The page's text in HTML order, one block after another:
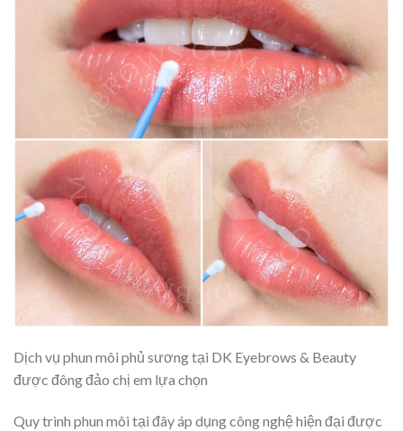
Dịch vụ phun môi phủ sương tại DK Eyebrows & Beauty
được đông đảo chị em lựa chọn
Quy trình phun môi tại đây áp dụng công nghệ hiện đại được